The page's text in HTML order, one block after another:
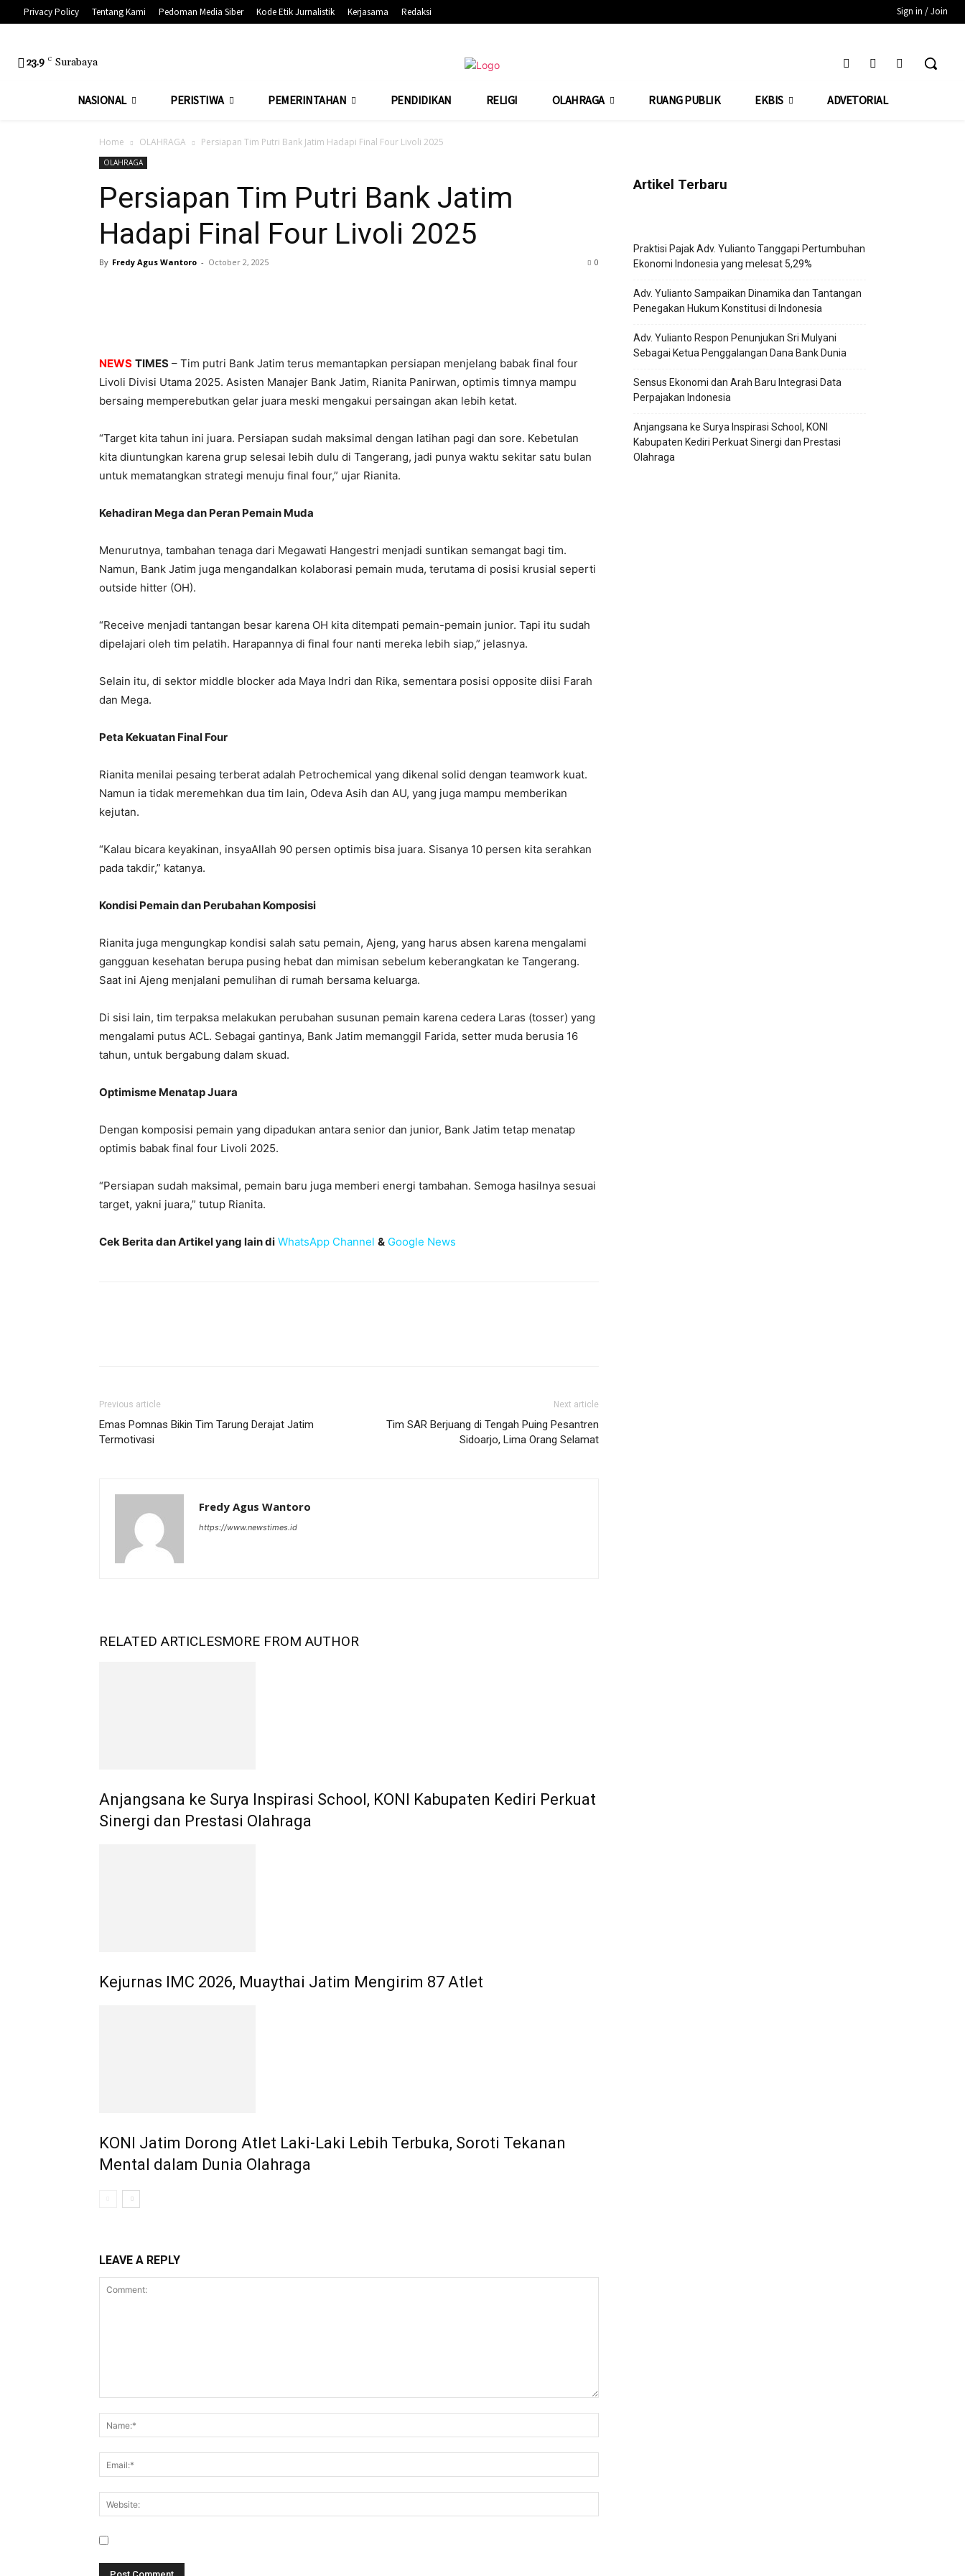
Privacy Policy Tentang Kami Pedoman Media Siber Kode Etik Jurnalistik Kerjasama Redaksi Sign in / Join
23.9 C Surabaya
NASIONAL PERISTIWA PEMERINTAHAN PENDIDIKAN RELIGI OLAHRAGA RUANG PUBLIK EKBIS ADVETORIAL
Home OLAHRAGA Persiapan Tim Putri Bank Jatim Hadapi Final Four Livoli 2025
OLAHRAGA
Persiapan Tim Putri Bank Jatim
Hadapi Final Four Livoli 2025
By Fredy Agus Wantoro - October 2, 2025 0
NEWS TIMES – Tim putri Bank Jatim terus memantapkan persiapan menjelang babak final four
Livoli Divisi Utama 2025. Asisten Manajer Bank Jatim, Rianita Panirwan, optimis timnya mampu
bersaing memperebutkan gelar juara meski mengakui persaingan akan lebih ketat.
“Target kita tahun ini juara. Persiapan sudah maksimal dengan latihan pagi dan sore. Kebetulan
kita diuntungkan karena grup selesai lebih dulu di Tangerang, jadi punya waktu sekitar satu bulan
untuk mematangkan strategi menuju final four,” ujar Rianita.
Kehadiran Mega dan Peran Pemain Muda
Menurutnya, tambahan tenaga dari Megawati Hangestri menjadi suntikan semangat bagi tim.
Namun, Bank Jatim juga mengandalkan kolaborasi pemain muda, terutama di posisi krusial seperti
outside hitter (OH).
“Receive menjadi tantangan besar karena OH kita ditempati pemain-pemain junior. Tapi itu sudah
dipelajari oleh tim pelatih. Harapannya di final four nanti mereka lebih siap,” jelasnya.
Selain itu, di sektor middle blocker ada Maya Indri dan Rika, sementara posisi opposite diisi Farah
dan Mega.
Peta Kekuatan Final Four
Rianita menilai pesaing terberat adalah Petrochemical yang dikenal solid dengan teamwork kuat.
Namun ia tidak meremehkan dua tim lain, Odeva Asih dan AU, yang juga mampu memberikan
kejutan.
“Kalau bicara keyakinan, insyaAllah 90 persen optimis bisa juara. Sisanya 10 persen kita serahkan
pada takdir,” katanya.
Kondisi Pemain dan Perubahan Komposisi
Rianita juga mengungkap kondisi salah satu pemain, Ajeng, yang harus absen karena mengalami
gangguan kesehatan berupa pusing hebat dan mimisan sebelum keberangkatan ke Tangerang.
Saat ini Ajeng menjalani pemulihan di rumah bersama keluarga.
Di sisi lain, tim terpaksa melakukan perubahan susunan pemain karena cedera Laras (tosser) yang
mengalami putus ACL. Sebagai gantinya, Bank Jatim memanggil Farida, setter muda berusia 16
tahun, untuk bergabung dalam skuad.
Optimisme Menatap Juara
Dengan komposisi pemain yang dipadukan antara senior dan junior, Bank Jatim tetap menatap
optimis babak final four Livoli 2025.
“Persiapan sudah maksimal, pemain baru juga memberi energi tambahan. Semoga hasilnya sesuai
target, yakni juara,” tutup Rianita.
Cek Berita dan Artikel yang lain di WhatsApp Channel & Google News
Previous article
Emas Pomnas Bikin Tim Tarung Derajat Jatim
Termotivasi
Next article
Tim SAR Berjuang di Tengah Puing Pesantren
Sidoarjo, Lima Orang Selamat
Fredy Agus Wantoro
https://www.newstimes.id
RELATED ARTICLESMORE FROM AUTHOR
Anjangsana ke Surya Inspirasi School, KONI Kabupaten Kediri Perkuat
Sinergi dan Prestasi Olahraga
Kejurnas IMC 2026, Muaythai Jatim Mengirim 87 Atlet
KONI Jatim Dorong Atlet Laki-Laki Lebih Terbuka, Soroti Tekanan
Mental dalam Dunia Olahraga
LEAVE A REPLY
Artikel Terbaru
Praktisi Pajak Adv. Yulianto Tanggapi Pertumbuhan
Ekonomi Indonesia yang melesat 5,29%
Adv. Yulianto Sampaikan Dinamika dan Tantangan
Penegakan Hukum Konstitusi di Indonesia
Adv. Yulianto Respon Penunjukan Sri Mulyani
Sebagai Ketua Penggalangan Dana Bank Dunia
Sensus Ekonomi dan Arah Baru Integrasi Data
Perpajakan Indonesia
Anjangsana ke Surya Inspirasi School, KONI
Kabupaten Kediri Perkuat Sinergi dan Prestasi
Olahraga